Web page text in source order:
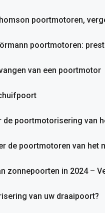
poortmotoren,
poortmotoren:
van een poortmotor
de poortmotorisering van
de poortmotoren van het
zonnepoorten in 2024 –
van uw draaipoort?